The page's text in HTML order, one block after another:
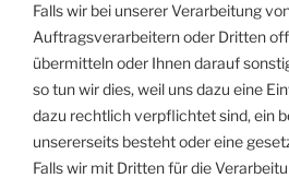
Falls wir bei unserer Verarbeitung
Auftragsverarbeitern oder Dritten
übermitteln oder Ihnen darauf
so tun wir dies, weil uns dazu eine
dazu rechtlich verpflichtet sind, ein
unsererseits besteht oder eine
Falls wir mit Dritten für die